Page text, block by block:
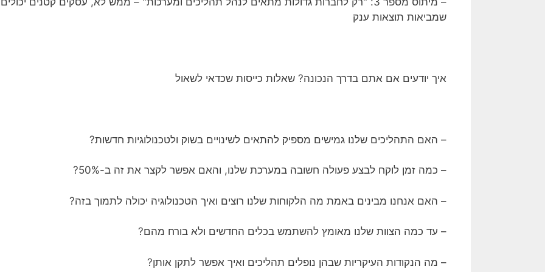
שמביאות תוצאות ענק
איך יודעים אם אתם בדרך הנכונה? שאלות כייסות שכדאי לשאול
– האם התהליכים שלנו גמישים מספיק להתאים לשינויים בשוק ולטכנולוגיות חדשות?
– כמה זמן לוקח לבצע פעולה חשובה במערכת שלנו, והאם אפשר לקצר את זה ב-50%?
– האם אנחנו מבינים באמת מה הלקוחות שלנו רוצים ואיך הטכנולוגיה יכולה לתמוך בזה?
– עד כמה הצוות שלנו מאומץ להשתמש בכלים החדשים ולא בורח מהם?
– מה הנקודות העיקריות שבהן נופלים תהליכים ואיך אפשר לתקן אותן?